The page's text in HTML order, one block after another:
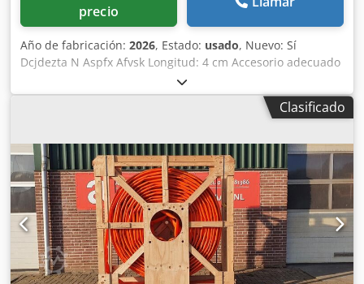
precio
Año de fabricación: 2026, Estado: usado, Nuevo: Sí
Dcjdezta N Aspfx Afvsk Longitud: 4 cm Accesorio adecuado
Clasificado